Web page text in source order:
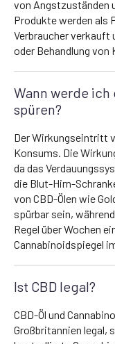
von Angstzuständen
Produkte werden als
Verbraucher verkauft
oder Behandlung von
Wann werde ich
spüren?
Der Wirkungseintritt
Konsums. Die
da das
die Blut-Hirn-
von CBD-Ölen wie
spürbar sein,
Regel über Wochen
Cannabinoidspiegel
Ist CBD legal?
CBD-Öl und
Großbritannien legal,